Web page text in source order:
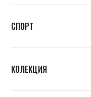
Chimpanzee
Outin
СПОРТ
Колоездене
КОЛЕКЦИЯ
Лято 2024